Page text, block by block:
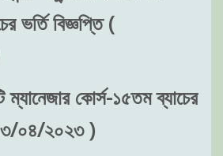
ভর্তি বিজ্ঞপ্তি (
কোর্স-১৫তম ব্যাচের
১৩/০৪/২০২৩ )